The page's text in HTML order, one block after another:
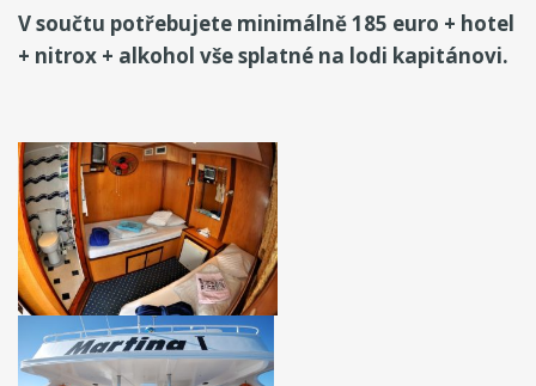
V součtu potřebujete minimálně 185 euro + hotel
+ nitrox + alkohol vše splatné na lodi kapitánovi.